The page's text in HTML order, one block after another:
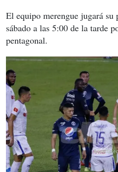
El equipo merengue jugará su
sábado a las 5:00 de la tarde
pentagonal.